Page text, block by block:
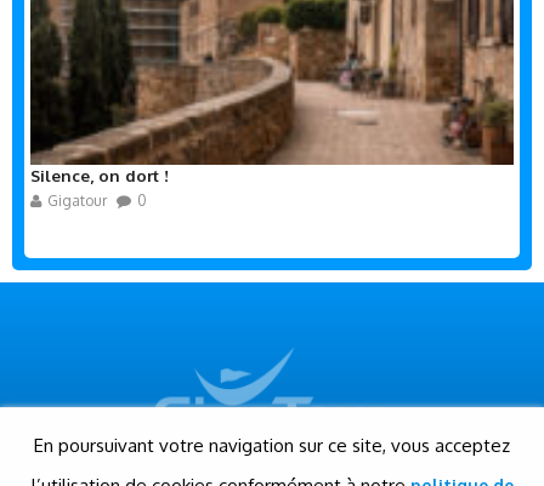
Silence, on dort !
Gigatour 0
En poursuivant votre navigation sur ce site, vous acceptez